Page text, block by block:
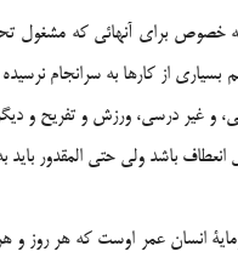
خصوص براي آنهائي كه مشغول
از كارها به سرانجام
و غير درسي، ورزش و تفريح و
باشد ولي حتي المقدور بايد
انسان عمر اوست كه هر روز